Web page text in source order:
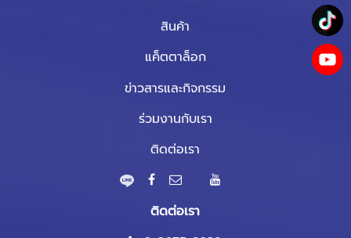
สินค้า
แค็ตตาล็อก
ข่าวสารและกิจกรรม
ร่วมงานกับเรา
ติดต่อเรา
ติดต่อเรา